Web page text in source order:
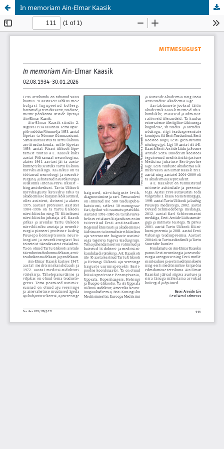
In memoriam Ain-Elmar Kaasik